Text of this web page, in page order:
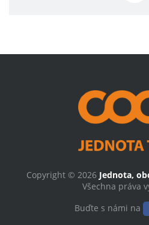
Copyright © 2026 Jednota,
Všechna práva
Buďte s námi na